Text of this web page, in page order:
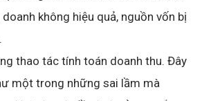
không hiệu quả, nguồn vốn bị
thao tác tính toán doanh thu. Đây
một trong những sai lầm mà